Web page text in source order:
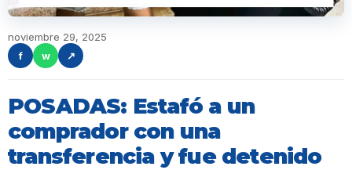
noviembre 29, 2025
f
w ↗
POSADAS: Estafó a un
comprador con una
transferencia y fue detenido